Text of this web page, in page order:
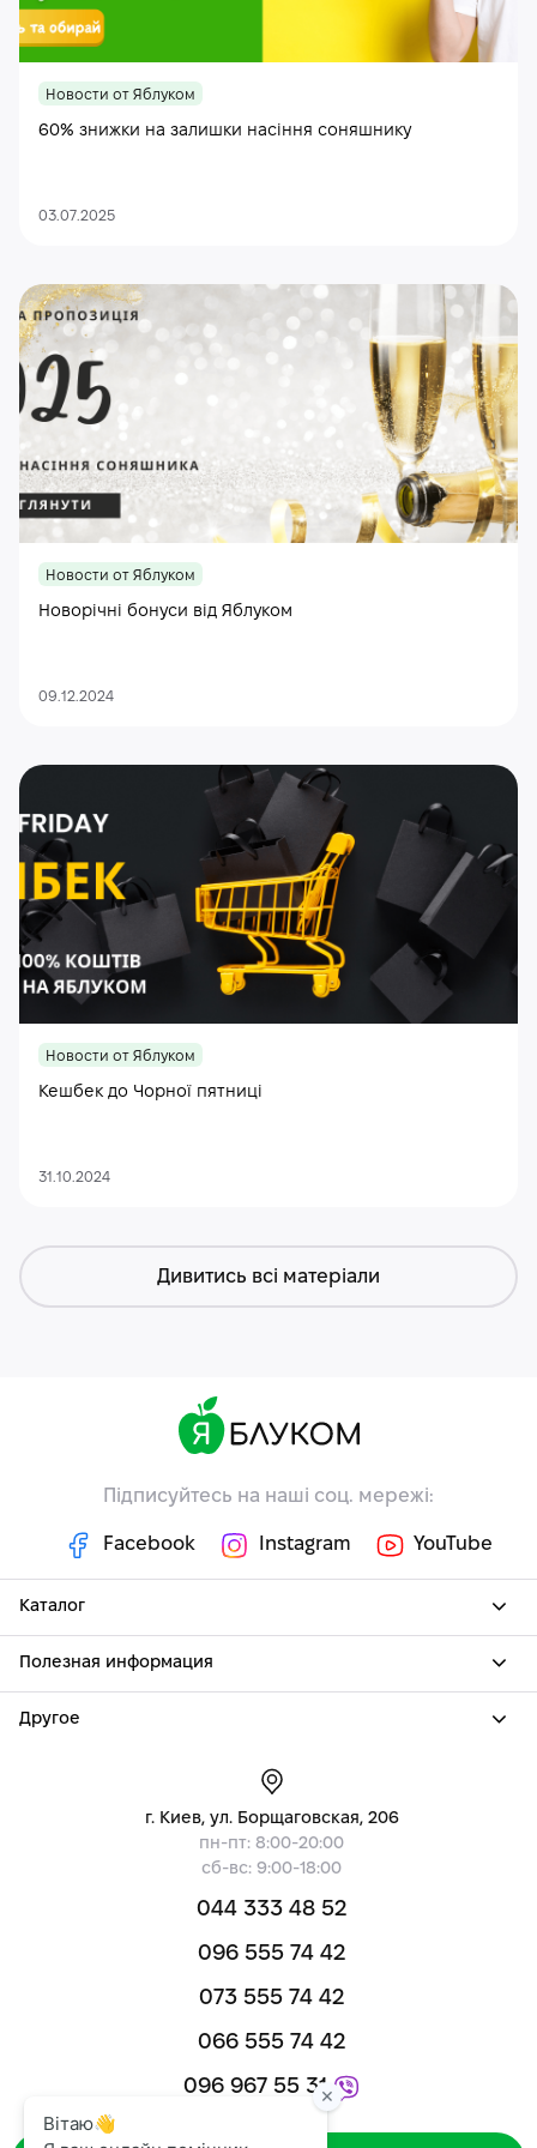
Новости от Яблуком
60% знижки на залишки насіння соняшнику
03.07.2025
Новости от Яблуком
Новорічні бонуси від Яблуком
09.12.2024
Новости от Яблуком
Кешбек до Чорної пятниці
31.10.2024
Дивитись всі матеріали
Підписуйтесь на наші соц. мережі:
Facebook Instagram YouTube
Каталог
Полезная информация
Другое
г. Киев, ул. Борщаговская, 206
пн-пт: 8:00-20:00
сб-вс: 9:00-18:00
044 333 48 52
096 555 74 42
073 555 74 42
066 555 74 42
096 967 55 31